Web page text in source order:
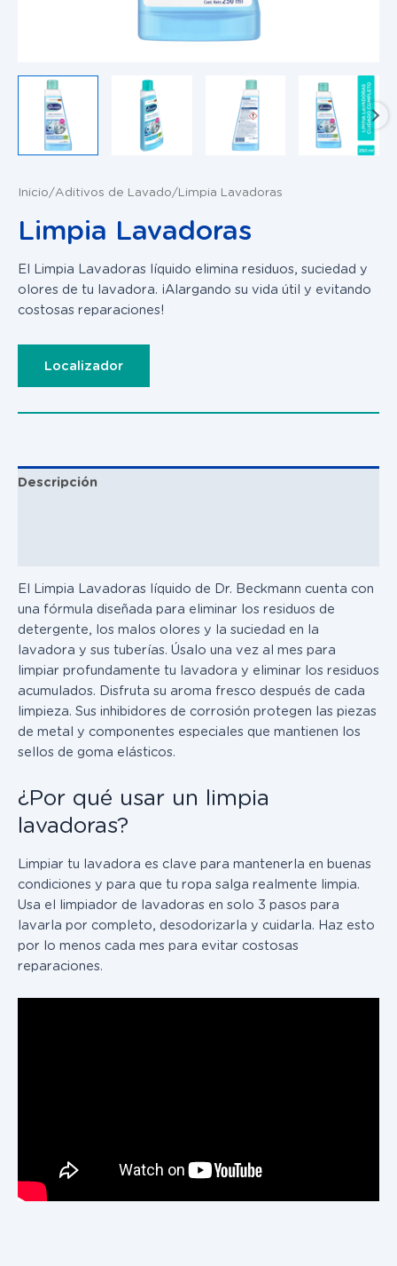
Inicio/Aditivos de Lavado/ Limpia Lavadoras
Limpia Lavadoras
El Limpia Lavadoras líquido elimina residuos, suciedad y
olores de tu lavadora. ¡Alargando su vida útil y evitando
costosas reparaciones!
Localizador
Descripción
El Limpia Lavadoras líquido de Dr. Beckmann cuenta con
una fórmula diseñada para eliminar los residuos de
detergente, los malos olores y la suciedad en la
lavadora y sus tuberías. Úsalo una vez al mes para
limpiar profundamente tu lavadora y eliminar los residuos
acumulados. Disfruta su aroma fresco después de cada
limpieza. Sus inhibidores de corrosión protegen las piezas
de metal y componentes especiales que mantienen los
sellos de goma elásticos.
¿Por qué usar un limpia
lavadoras?
Limpiar tu lavadora es clave para mantenerla en buenas
condiciones y para que tu ropa salga realmente limpia.
Usa el limpiador de lavadoras en solo 3 pasos para
lavarla por completo, desodorizarla y cuidarla. Haz esto
por lo menos cada mes para evitar costosas
reparaciones.